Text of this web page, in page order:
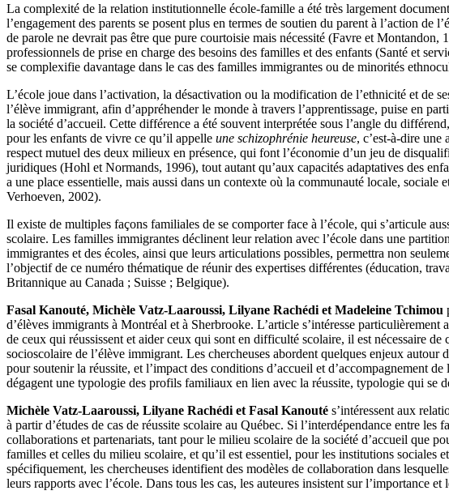
La complexité de la relation institutionnelle école-famille a été très largement
l’engagement des parents se posent plus en termes de soutien du parent à l’action
de parole ne devrait pas être que pure courtoisie mais nécessité (Favre et
professionnels de prise en charge des besoins des familles et des enfants (Santé et
se complexifie davantage dans le cas des familles immigrantes ou de minorités
L’école joue dans l’activation, la désactivation ou la modification de l’ethnicité et
l’élève immigrant, afin d’appréhender le monde à travers l’apprentissage, puise en
la société d’accueil. Cette différence a été souvent interprétée sous l’angle du
pour les enfants de vivre ce qu’il appelle une schizophrénie heureuse, c’est-à-dire une
respect mutuel des deux milieux en présence, qui font l’économie d’un jeu de
juridiques (Hohl et Normands, 1996), tout autant qu’aux capacités adaptatives des
a une place essentielle, mais aussi dans un contexte où la communauté locale,
Verhoeven, 2002).
Il existe de multiples façons familiales de se comporter face à l’école, qui s’articule
scolaire. Les familles immigrantes déclinent leur relation avec l’école dans une
immigrantes et des écoles, ainsi que leurs articulations possibles, permettra non
l’objectif de ce numéro thématique de réunir des expertises différentes (éducation,
Britannique au Canada ; Suisse ; Belgique).
Fasal Kanouté, Michèle Vatz-Laaroussi, Lilyane Rachédi et Madeleine Tchimou
d’élèves immigrants à Montréal et à Sherbrooke. L’article s’intéresse
de ceux qui réussissent et aider ceux qui sont en difficulté scolaire, il est nécessaire
socioscolaire de l’élève immigrant. Les chercheuses abordent quelques enjeux
pour soutenir la réussite, et l’impact des conditions d’accueil et d’accompagnement
dégagent une typologie des profils familiaux en lien avec la réussite, typologie qui se
Michèle Vatz-Laaroussi, Lilyane Rachédi et Fasal Kanouté s’intéressent aux
à partir d’études de cas de réussite scolaire au Québec. Si l’interdépendance entre
collaborations et partenariats, tant pour le milieu scolaire de la société d’accueil que
familles et celles du milieu scolaire, et qu’il est essentiel, pour les institutions sociales
spécifiquement, les chercheuses identifient des modèles de collaboration dans
leurs rapports avec l’école. Dans tous les cas, les auteures insistent sur l’importance